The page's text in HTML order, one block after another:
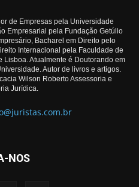
de Empresas pela Universidade
Empresarial pela Fundação Getúlio
Bacharel em Direito pelo
Internacional pela Faculdade de
Atualmente é Doutorando em
Autor de livros e artigos.
Wilson Roberto Assessoria e
Jurídica.
NOS